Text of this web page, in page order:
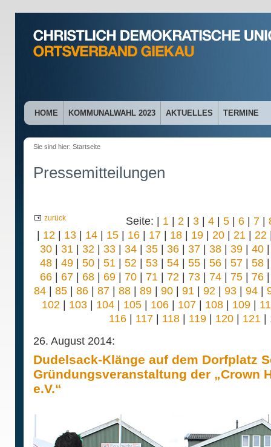
HOME KOMMUNALWAHL 2023 AKTUELLES TERMINE
Sie sind hier: Startseite
Pressemitteilungen
zurück Seite: | 1 | 2 | 3 | 4 | 5 | 6 | 7 |
| 12 | 13| 14| 15| 16| 17| 18| 19| 20| 21 | 22
30| 31 | 32 | 33| 34| 35| 36| 37| 38| 39| 40
48| 49| 50| 51 | 52 | 53| 54| 55| 56| 57| 58
66| 67| 68| 69| 70| 71 | 72 | 73| 74| 75| 76
84| 85| 86| 87| 88| 89| 90| 91 | 92 | 93| 94|
102 | 103 | 104 | 105 | 106 | 107 | 108 | 109 |
116 | 117 | 118 | 119 | 120 | 121 |
26. August 2014:
Dudelsack-Klänge auf dem Dorfplatz
Gründungsveranstaltung der „Crown
e.V.“